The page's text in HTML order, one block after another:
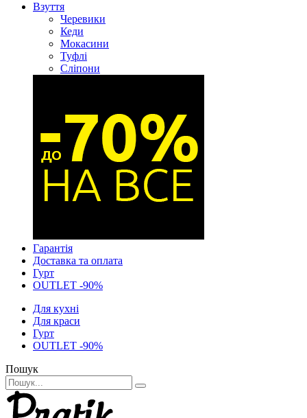
Взуття
Черевики
Кеди
Мокасини
Туфлі
Сліпони
Гарантія
Доставка та оплата
Гурт
OUTLET -90%
Для кухні
Для краси
Гурт
OUTLET -90%
Пошук